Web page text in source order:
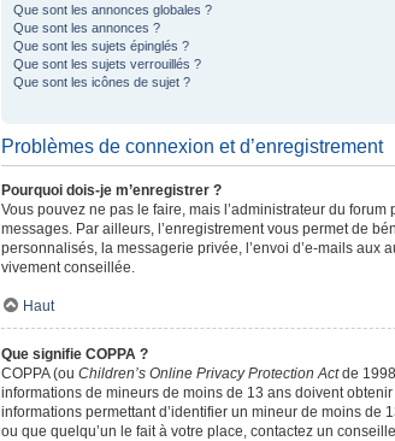
Que sont les annonces globales ?
Que sont les annonces ?
Que sont les sujets épinglés ?
Que sont les sujets verrouillés ?
Que sont les icônes de sujet ?
Problèmes de connexion et d’enregistrement
Pourquoi dois-je m’enregistrer ?
Vous pouvez ne pas le faire, mais l’administrateur du
messages. Par ailleurs, l’enregistrement vous permet de
personnalisés, la messagerie privée, l’envoi d’e-mails aux
vivement conseillée.
Haut
Que signifie COPPA ?
COPPA (ou Children’s Online Privacy Protection Actde
informations de mineurs de moins de 13 ans doivent
informations permettant d’identifier un mineur de moins de
ou que quelqu’un le fait à votre place, contactez un